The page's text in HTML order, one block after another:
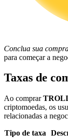
Conclua sua
para começar a
Taxas de
Ao comprar
criptomoedas, os
relacionadas a
Tipo de taxa